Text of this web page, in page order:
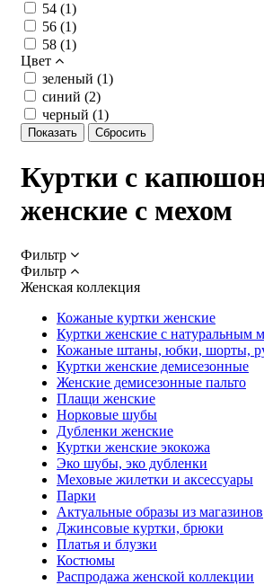
54 (1)
56 (1)
58 (1)
Цвет
зеленый (1)
синий (2)
черный (1)
Куртки с
женские с мехом
Фильтр
Фильтр
Женская коллекция
Кожаные куртки женские
Куртки женские с натуральным
Кожаные штаны, юбки, шорты,
Куртки женские демисезонные
Женские демисезонные пальто
Плащи женские
Норковые шубы
Дубленки женские
Куртки женские экокожа
Эко шубы, эко дубленки
Меховые жилетки и аксессуары
Парки
Актуальные образы из магазинов
Джинсовые куртки, брюки
Платья и блузки
Костюмы
Распродажа женской коллекции